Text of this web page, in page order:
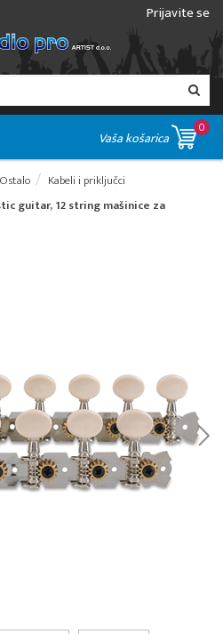
Prijavite se
Vaša košarica
0
Ostalo
Kabeli i priključci
guitar, 12 string mašinice za